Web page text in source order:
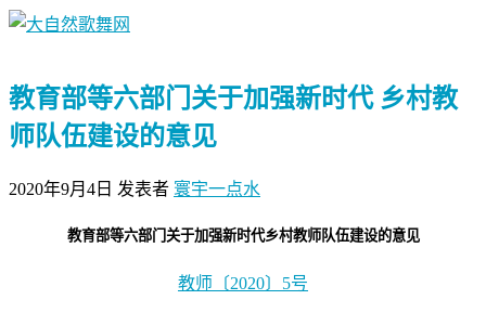
教育部等六部门关于加强新时代 乡村教
师队伍建设的意见
2020年9月4日 发表者 寰宇一点水
教育部等六部门关于加强新时代乡村教师队伍建设的意见
教师〔2020〕5号